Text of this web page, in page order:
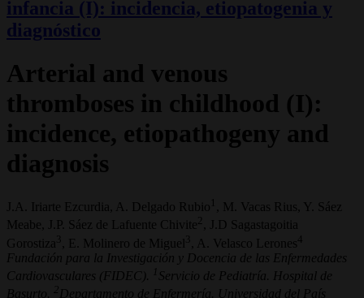
infancia (I): incidencia, etiopatogenia y
diagnóstico
Arterial and venous
thromboses in childhood (I):
incidence, etiopathogeny and
diagnosis
J.A. Iriarte Ezcurdia, A. Delgado Rubio 1
, M. Vacas Rius, Y. Sáez
Meabe, J.P. Sáez de Lafuente Chivite
, J.D Sagastagoitia
Gorostiza 3 , E. Molinero de Miguel 3 , A. Velasco Lerones4
Fundación para la Investigación y Docencia de las Enfermedades
Cardiovasculares (FIDEC). 1 Servicio de Pediatría. Hospital de
Basurto.
2 Departamento de Enfermería. Universidad del País